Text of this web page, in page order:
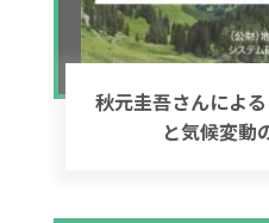
秋元圭吾さんによ
と気候変動